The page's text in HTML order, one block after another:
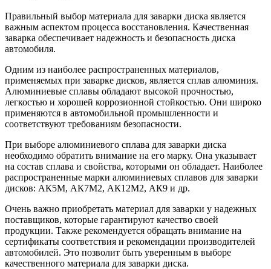
Правильный выбор материала для заварки диска является
важным аспектом процесса восстановления. Качественная
заварка обеспечивает надежность и безопасность диска
автомобиля.
Одним из наиболее распространенных материалов,
применяемых при заварке дисков, является сплав алюминия.
Алюминиевые сплавы обладают высокой прочностью,
легкостью и хорошей коррозионной стойкостью. Они широко
применяются в автомобильной промышленности и
соответствуют требованиям безопасности.
При выборе алюминиевого сплава для заварки диска
необходимо обратить внимание на его марку. Она указывает
на состав сплава и свойства, которыми он обладает. Наиболее
распространенные марки алюминиевых сплавов для заварки
дисков: АК5М, АК7М2, АК12М2, АК9 и др.
Очень важно приобретать материал для заварки у надежных
поставщиков, которые гарантируют качество своей
продукции. Также рекомендуется обращать внимание на
сертификаты соответствия и рекомендации производителей
автомобилей. Это позволит быть уверенным в выборе
качественного материала для заварки диска.